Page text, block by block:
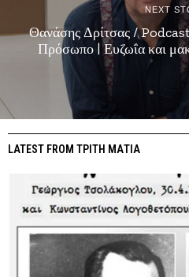
NEXT
Θανάσης Δρίτσας /
Πρόσωπο | Ευζωΐα και
LATEST FROM ΤΡΙΤΗ ΜΑΤΙΑ